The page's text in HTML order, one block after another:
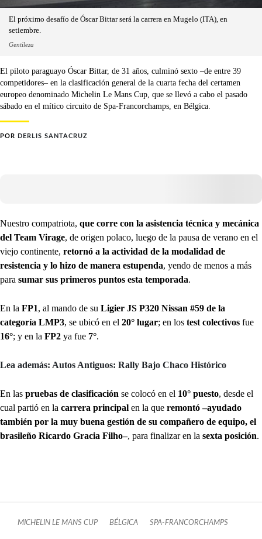
El próximo desafío de Óscar Bittar será la carrera en Mugelo (ITA), en
setiembre.
Gentileza
El piloto paraguayo Óscar Bittar, de 31 años, culminó sexto –de entre 39
competidores– en la clasificación general de la cuarta fecha del certamen
europeo denominado Michelin Le Mans Cup, que se llevó a cabo el pasado
sábado en el mítico circuito de Spa-Francorchamps, en Bélgica.
POR DERLIS SANTACRUZ
Nuestro compatriota, que corre con la asistencia técnica y mecánica
del Team Virage, de origen polaco, luego de la pausa de verano en el
viejo continente, retornó a la actividad de la modalidad de
resistencia y lo hizo de manera estupenda, yendo de menos a más
para sumar sus primeros puntos esta temporada.
En la FP1, al mando de su Ligier JS P320 Nissan #59 de la
categoría LMP3, se ubicó en el 20° lugar; en los test colectivos fue
16°; y en la FP2 ya fue 7°.
Lea además: Autos Antiguos: Rally Bajo Chaco Histórico
En las pruebas de clasificación se colocó en el 10° puesto, desde el
cual partió en la carrera principal en la que remontó –ayudado
también por la muy buena gestión de su compañero de equipo, el
brasileño Ricardo Gracia Filho–, para finalizar en la sexta posición.
MICHELIN LE MANS CUP BÉLGICA SPA-FRANCORCHAMPS